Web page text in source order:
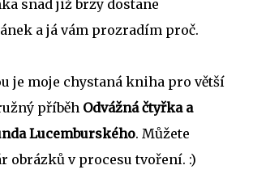
snad již brzy dostane
a já vám prozradím proč.
je moje chystaná kniha pro větší
příběh Odvážná čtyřka a
Lucemburského. Můžete
obrázků v procesu tvoření. :)